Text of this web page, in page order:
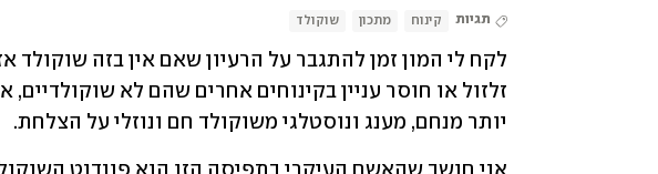
תגיות קינוח מתכון שוקולד
יותר מנחם, מענג ונוסטלגי משוקולד חם ונוזלי על הצלחת.
אני חושב שהאשם העיקרי בתפיסה הזו הוא פונדנט